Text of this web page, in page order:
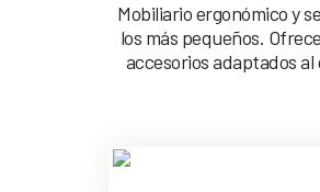
Mobiliario ergonómico y
los más pequeños.
accesorios adaptados